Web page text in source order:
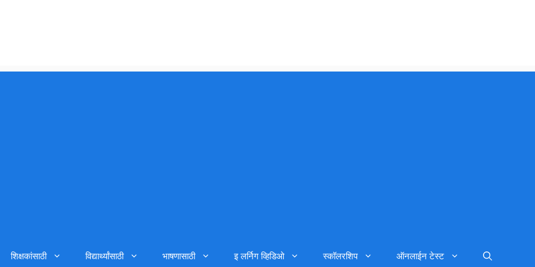
शिक्षकांसाठी विद्यार्थ्यांसाठी भाषणासाठी इ लर्निग व्हिडिओ स्कॉलरशिप ऑनलाईन टेस्ट